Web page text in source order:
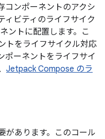
コンポーネントのアクシ
ィビティのライフサイク
ントに配置します。こ
トをライフサイクル対応
ポーネントをライフサイ
Jetpack Compose のラ
があります。このコール